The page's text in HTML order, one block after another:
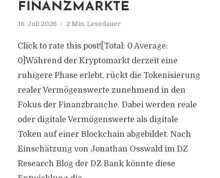
FINANZMÄRKTE
16. Juli 2026 2 Min. Lesedauer
Click to rate this post![Total: 0 Average:
0]Während der Kryptomarkt derzeit eine
ruhigere Phase erlebt, rückt die Tokenisierung
realer Vermögenswerte zunehmend in den
Fokus der Finanzbranche. Dabei werden reale
oder digitale Vermögenswerte als digitale
Token auf einer Blockchain abgebildet. Nach
Einschätzung von Jonathan Osswald im DZ
Research Blog der DZ Bank könnte diese